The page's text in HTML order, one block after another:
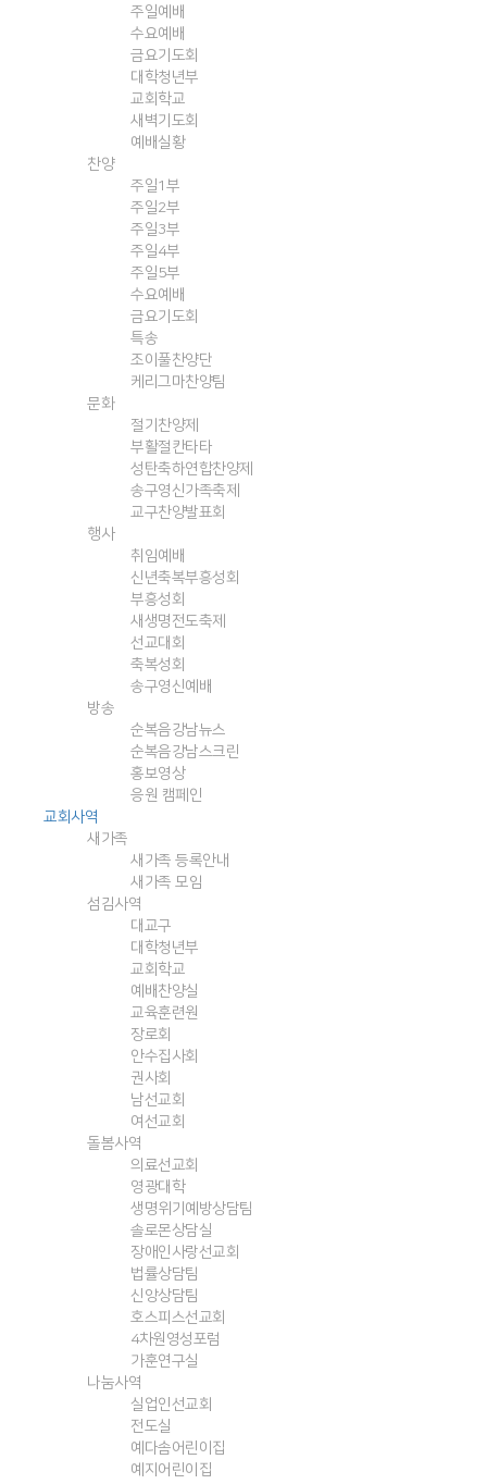
주일예배
수요예배
금요기도회
대학청년부
교회학교
새벽기도회
예배실황
찬양
주일1부
주일2부
주일3부
주일4부
주일5부
수요예배
금요기도회
특송
조이풀찬양단
케리그마찬양팀
문화
절기찬양제
부활절칸타타
성탄축하연합찬양제
송구영신가족축제
교구찬양발표회
행사
취임예배
신년축복부흥성회
부흥성회
새생명전도축제
선교대회
축복성회
송구영신예배
방송
순복음강남뉴스
순복음강남스크린
홍보영상
응원 캠페인
교회사역
새가족
새가족 등록안내
새가족 모임
섬김사역
대교구
대학청년부
교회학교
예배찬양실
교육훈련원
장로회
안수집사회
권사회
남선교회
여선교회
돌봄사역
의료선교회
영광대학
생명위기예방상담팀
솔로몬상담실
장애인사랑선교회
법률상담팀
신앙상담팀
호스피스선교회
4차원영성포럼
가훈연구실
나눔사역
실업인선교회
전도실
예다솜어린이집
예지어린이집